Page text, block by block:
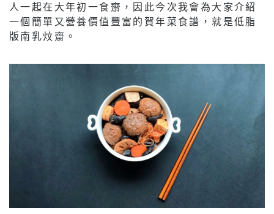
人一起在大年初一食齋，因此今次我會為大家介紹
一個簡單又營養價值豐富的賀年菜食譜，就是低脂
版南乳炆齋。